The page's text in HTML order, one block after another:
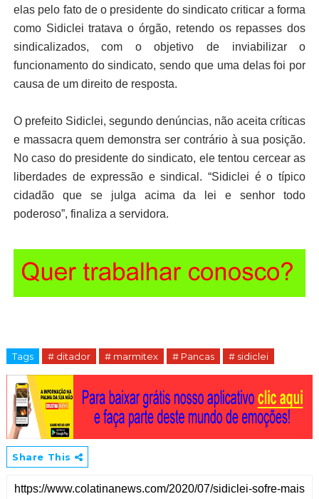
elas pelo fato de o presidente do sindicato criticar a forma
como Sidiclei tratava o órgão, retendo os repasses dos
sindicalizados, com o objetivo de inviabilizar o
funcionamento do sindicato, sendo que uma delas foi por
causa de um direito de resposta.
O prefeito Sidiclei, segundo denúncias, não aceita críticas
e massacra quem demonstra ser contrário à sua posição.
No caso do presidente do sindicato, ele tentou cercear as
liberdades de expressão e sindical. “Sidiclei é o típico
cidadão que se julga acima da lei e senhor todo
poderoso”, finaliza a servidora.
Tags # ditador # marmitex # Pancas # sidiclei
Share This